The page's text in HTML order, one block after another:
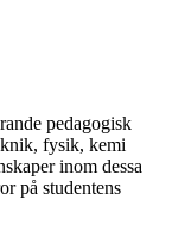
pedagogisk
fysik, kemi
inom dessa
på studentens